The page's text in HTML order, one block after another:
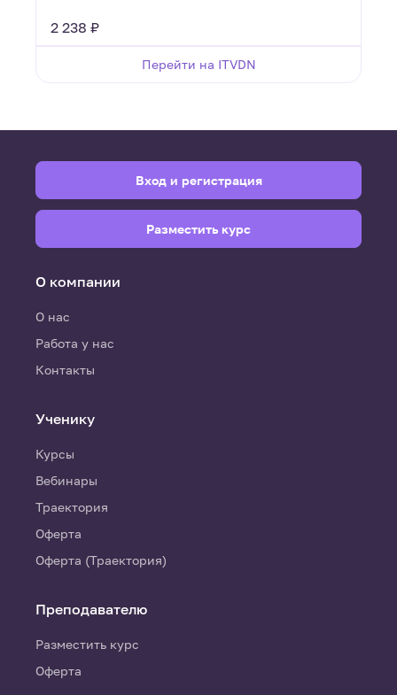
2 238 ₽
Перейти на ITVDN
О компании
О нас
Работа у нас
Контакты
Ученику
Курсы
Вебинары
Траектория
Оферта
Оферта (Траектория)
Преподавателю
Разместить курс
Оферта
Вход и регистрация
Разместить курс